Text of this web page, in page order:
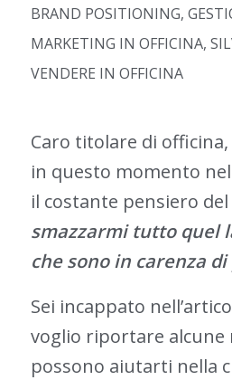
BRAND POSITIONING,
MARKETING IN OFFICINA,
VENDERE IN OFFICINA
Caro titolare di
in questo momento
il costante pensiero del
smazzarmi tutto quel
che sono in carenza di
Sei incappato
voglio riportare alcune
possono aiutarti nella